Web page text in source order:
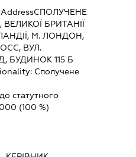
СПОЛУЧЕНЕ
БРИТАНІЇ
М. ЛОНДОН,
ВУЛ.
БУДИНОК 115 Б
Сполучене
статутного
(100 %)